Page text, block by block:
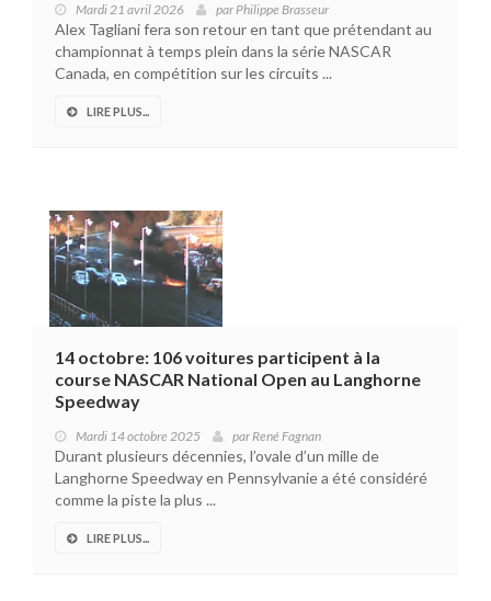
Mardi 21 avril 2026 parPhilippe Brasseur
Alex Tagliani fera son retour en tant que prétendant au
championnat à temps plein dans la série NASCAR
Canada, en compétition sur les circuits ...
LIRE PLUS...
14 octobre: 106 voitures participent à la
course NASCAR National Open au Langhorne
Speedway
Mardi 14 octobre 2025 parRené Fagnan
Durant plusieurs décennies, l’ovale d’un mille de
Langhorne Speedway en Pennsylvanie a été considéré
comme la piste la plus ...
LIRE PLUS...